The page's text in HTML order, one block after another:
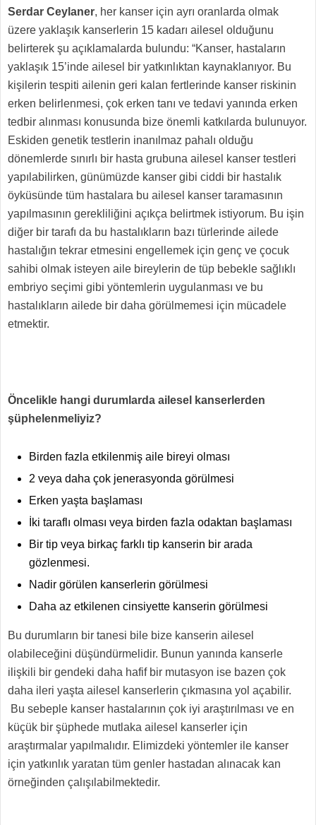
Serdar Ceylaner, her kanser için ayrı oranlarda olmak
üzere yaklaşık kanserlerin 15 kadarı ailesel olduğunu
belirterek şu açıklamalarda bulundu: “Kanser, hastaların
yaklaşık 15’inde ailesel bir yatkınlıktan kaynaklanıyor. Bu
kişilerin tespiti ailenin geri kalan fertlerinde kanser riskinin
erken belirlenmesi, çok erken tanı ve tedavi yanında erken
tedbir alınması konusunda bize önemli katkılarda bulunuyor.
Eskiden genetik testlerin inanılmaz pahalı olduğu
dönemlerde sınırlı bir hasta grubuna ailesel kanser testleri
yapılabilirken, günümüzde kanser gibi ciddi bir hastalık
öyküsünde tüm hastalara bu ailesel kanser taramasının
yapılmasının gerekliliğini açıkça belirtmek istiyorum. Bu işin
diğer bir tarafı da bu hastalıkların bazı türlerinde ailede
hastalığın tekrar etmesini engellemek için genç ve çocuk
sahibi olmak isteyen aile bireylerin de tüp bebekle sağlıklı
embriyo seçimi gibi yöntemlerin uygulanması ve bu
hastalıkların ailede bir daha görülmemesi için mücadele
etmektir.
Öncelikle hangi durumlarda ailesel kanserlerden
şüphelenmeliyiz?
Birden fazla etkilenmiş aile bireyi olması
2 veya daha çok jenerasyonda görülmesi
Erken yaşta başlaması
İki taraflı olması veya birden fazla odaktan başlaması
Bir tip veya birkaç farklı tip kanserin bir arada
gözlenmesi.
Nadir görülen kanserlerin görülmesi
Daha az etkilenen cinsiyette kanserin görülmesi
Bu durumların bir tanesi bile bize kanserin ailesel
olabileceğini düşündürmelidir. Bunun yanında kanserle
ilişkili bir gendeki daha hafif bir mutasyon ise bazen çok
daha ileri yaşta ailesel kanserlerin çıkmasına yol açabilir.
Bu sebeple kanser hastalarının çok iyi araştırılması ve en
küçük bir şüphede mutlaka ailesel kanserler için
araştırmalar yapılmalıdır. Elimizdeki yöntemler ile kanser
için yatkınlık yaratan tüm genler hastadan alınacak kan
örneğinden çalışılabilmektedir.